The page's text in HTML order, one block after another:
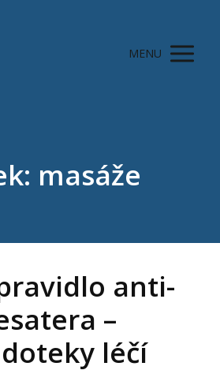
MENU
masáže
anti-
–
léčí